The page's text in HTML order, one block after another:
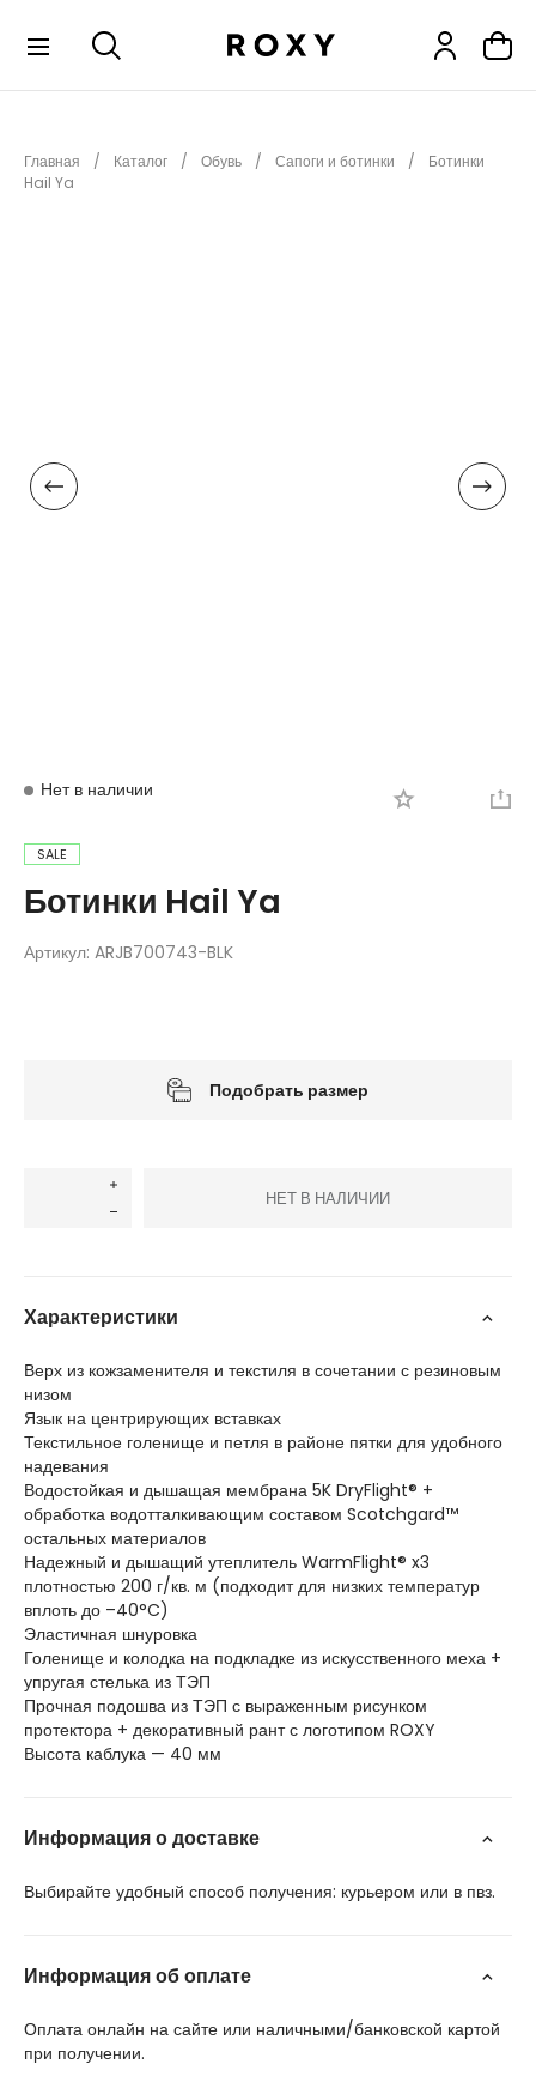
НОВИНКИ
АКСЕССУАРЫ
Главная Каталог Обувь Сапоги и ботинки
Ботинки
Hail Ya
Нет в наличии
SALE
Ботинки Hail Ya
Артикул: ARJB700743-BLK
Подобрать размер
НЕТ В НАЛИЧИИ
Характеристики
Верх из кожзаменителя и текстиля в сочетании с резиновым
низом
Язык на центрирующих вставках
Текстильное голенище и петля в районе пятки для удобного
надевания
Водостойкая и дышащая мембрана 5K DryFlight® +
обработка водотталкивающим составом Scotchgard™
остальных материалов
Надежный и дышащий утеплитель WarmFlight® x3
плотностью 200 г/кв. м (подходит для низких температур
вплоть до –40°C)
Эластичная шнуровка
Голенище и колодка на подкладке из искусственного меха +
упругая стелька из ТЭП
Прочная подошва из ТЭП с выраженным рисунком
протектора + декоративный рант с логотипом ROXY
Высота каблука — 40 мм
Информация о доставке
Выбирайте удобный способ получения: курьером или в пвз.
Информация об оплате
Оплата онлайн на сайте или наличными/банковской картой
при получении.